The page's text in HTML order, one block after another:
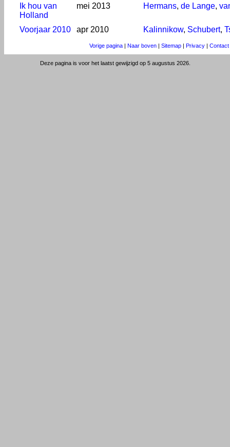
Ik hou van
Holland
mei 2013 Hermans, de Lange,
Voorjaar 2010 apr 2010 Kalinnikow, Schubert,
Vorige pagina | Naar boven | Sitemap | Privacy | Contact
Deze pagina is voor het laatst gewijzigd op 5 augustus 2026.